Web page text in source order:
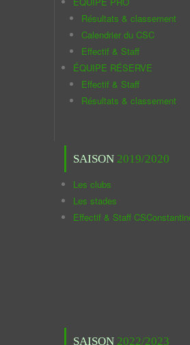
Résultats & classement
Calendrier du CSC
Effectif & Staff
ÉQUIPE RÉSERVE
Effectif & Staff
Résultats & classement
SAISON 2019/2020
Les clubs
Les stades
Effectif & Staff
SAISON 2022/2023